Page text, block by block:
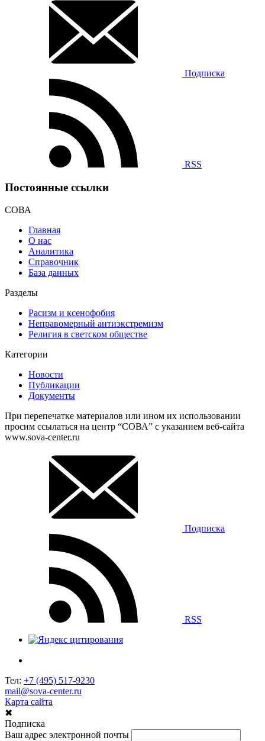
Подписка
RSS
Постоянные ссылки
СОВА
Главная
О нас
Аналитика
Справочник
База данных
Разделы
Расизм и ксенофобия
Неправомерный антиэкстремизм
Религия в светском обществе
Категории
Новости
Публикации
Документы
При перепечатке материалов или ином их использовании
просим ссылаться на центр “СОВА” с указанием веб-сайта
www.sova-center.ru
Подписка
RSS
Тел: +7 (495) 517-9230
mail@sova-center.ru
Карта сайта
✖
Подписка
Ваш адрес электронной почты